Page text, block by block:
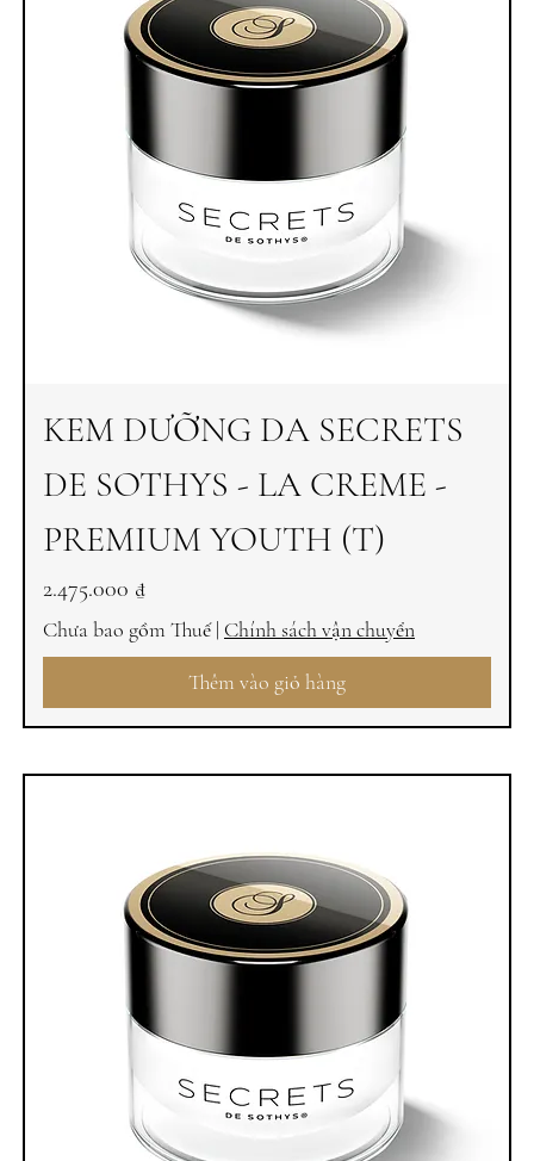
KEM DƯỠNG DA SECRETS
DE SOTHYS - LA CREME -
PREMIUM YOUTH (T)
Giá
2.475.000 ₫
Chưa bao gồm Thuế| Chính sách vận chuyển
Thêm vào giỏ hàng